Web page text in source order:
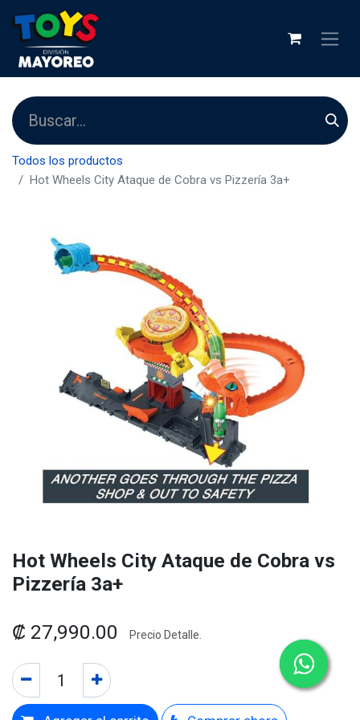
Todos los productos
Hot Wheels City Ataque de Cobra vs Pizzería 3a+
Hot Wheels City Ataque de Cobra vs
Pizzería 3a+
₡ 27,990.00 Precio Detalle.